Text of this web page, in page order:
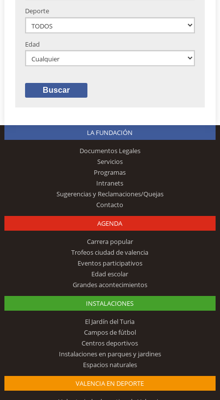
Deporte
Edad
LA FUNDACIÓN
Documentos Legales
Servicios
Programas
Intranets
Sugerencias y Reclamaciones/Quejas
Contacto
AGENDA
Carrera popular
Trofeos ciudad de valencia
Eventos participativos
Edad escolar
Grandes acontecimientos
INSTALACIONES
El Jardín del Turia
Campos de fútbol
Centros deportivos
Instalaciones en parques y jardines
Espacios naturales
VALENCIA EN DEPORTE